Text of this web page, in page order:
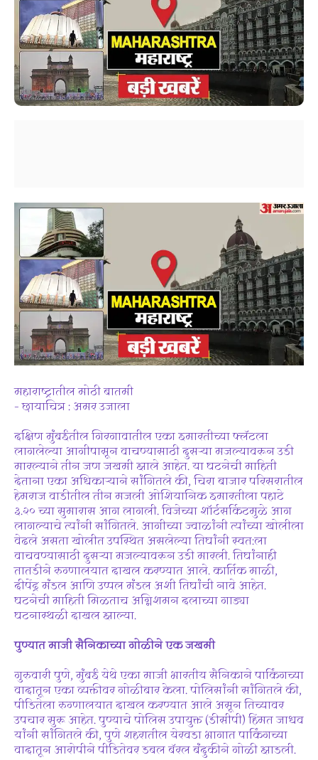
महाराष्ट्रातील मोठी बातमी
– छायाचित्र : अमर उजाला
दक्षिण मुंबईतील गिरगावातील एका इमारतीच्या फ्लॅटला
लागलेल्या आगीपासून वाचण्यासाठी दुसऱ्या मजल्यावरून उडी
मारल्याने तीन जण जखमी झाले आहेत. या घटनेची माहिती
देताना एका अधिकाऱ्याने सांगितले की, चिरा बाजार परिसरातील
हेमराज वाडीतील तीन मजली ओशियानिक इमारतीला पहाटे
३.२० च्या सुमारास आग लागली. विजेच्या शॉर्टसर्किटमुळे आग
लागल्याचे त्यांनी सांगितले. आगीच्या ज्वाळांनी त्यांच्या खोलीला
वेढले असता खोलीत उपस्थित असलेल्या तिघांनी स्वत:ला
वाचवण्यासाठी दुसऱ्या मजल्यावरून उडी मारली. तिघांनाही
तातडीने रुग्णालयात दाखल करण्यात आले. कार्तिक माळी,
दीपेंद्र मंडल आणि उप्पल मंडल अशी तिघांची नावे आहेत.
घटनेची माहिती मिळताच अग्निशमन दलाच्या गाड्या
घटनास्थळी दाखल झाल्या.
पुण्यात माजी सैनिकाच्या गोळीने एक जखमी
गुरुवारी पुणे, मुंबई येथे एका माजी भारतीय सैनिकाने पार्किंगच्या
वादातून एका व्यक्तीवर गोळीबार केला. पोलिसांनी सांगितले की,
पीडितेला रुग्णालयात दाखल करण्यात आले असून तिच्यावर
उपचार सुरू आहेत. पुण्याचे पोलिस उपायुक्त (डीसीपी) हिंमत जाधव
यांनी सांगितले की, पुणे शहरातील येरवडा भागात पार्किंगच्या
वादातून आरोपीने पीडितेवर डबल बॅरल बंदुकीने गोळी झाडली.